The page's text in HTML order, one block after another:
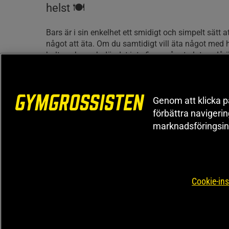
helst 🍽
Bars är i sin enkelhet ett smidigt och simpelt sätt
något att äta. Om du samtidigt vill äta något med
halt socker och där det inte finns något gluten, då
Star Nutrition Protein Bar kan du äta när som
tar lätt med en eller kanske flera bars i väskan,
du har alltid något gott och proteinrikt att njuta av.
upp majoriteten av kroppens vävnader vilket
Genom att klicka
förbättra
Cookie-